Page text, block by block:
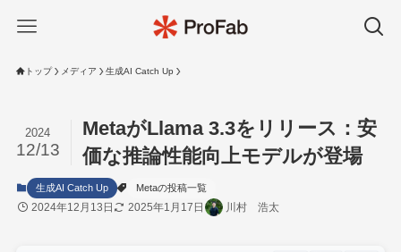
トップ メディア 生成AI Catch Up
MetaがLlama 3.3をリリース：安
価な推論性能向上モデルが登場
2024
12/13
生成AI Catch Up Metaの投稿一覧
2024年12月13日 2025年1月17日 川村 浩太